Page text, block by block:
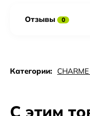
Отзывы 0
Категории:
С этим